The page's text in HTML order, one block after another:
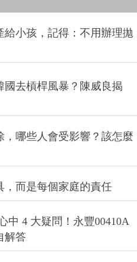
小孩，記得：不用辦理拋
國去槓桿風暴？陳威良揭
，哪些人會受影響？該怎麼
，而是每個家庭的責任
中 4 大疑問！永豐00410A
解答